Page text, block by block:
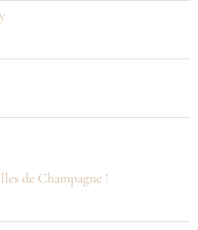
de Champagne !